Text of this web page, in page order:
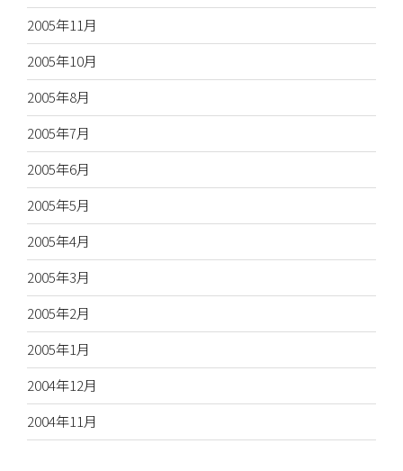
2005年11月
2005年10月
2005年8月
2005年7月
2005年6月
2005年5月
2005年4月
2005年3月
2005年2月
2005年1月
2004年12月
2004年11月